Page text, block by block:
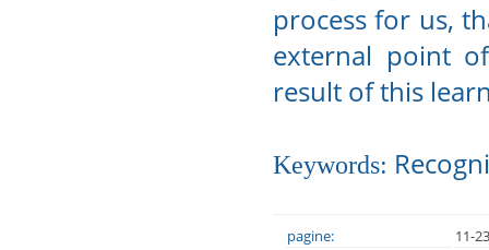
process for us,
external point
result of this
Keywords:
pagine:
11-23